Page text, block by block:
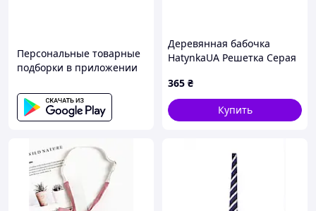
Персональные товарные
подборки в приложении
Деревянная бабочка
HatynkaUA Решетка Серая
365 ₴
Купить